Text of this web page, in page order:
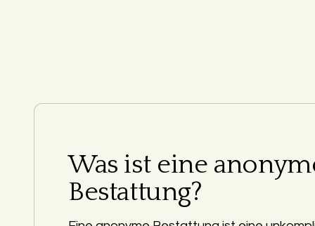
Was ist eine
Bestattung?